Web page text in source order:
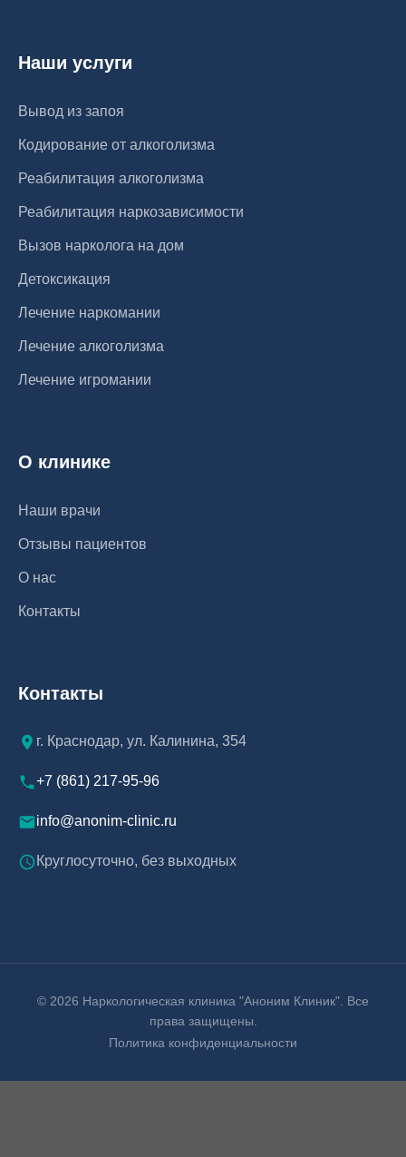
Наши услуги
Вывод из запоя
Кодирование от алкоголизма
Реабилитация алкоголизма
Реабилитация наркозависимости
Вызов нарколога на дом
Детоксикация
Лечение наркомании
Лечение алкоголизма
Лечение игромании
О клинике
Наши врачи
Отзывы пациентов
О нас
Контакты
Контакты
г. Краснодар, ул. Калинина, 354
+7 (861) 217-95-96
info@anonim-clinic.ru
Круглосуточно, без выходных
© 2026 Наркологическая клиника "Аноним Клиник". Все
права защищены.
Политика конфиденциальности